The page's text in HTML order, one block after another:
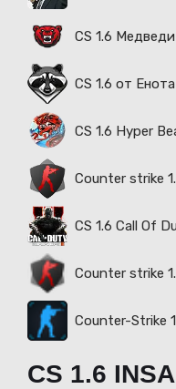
CS 1.6 Медведи
CS 1.6 от Енота
CS 1.6 Hyper
Counter strike
CS 1.6 Call Of
Counter strike
Counter-Strike
CS 1.6